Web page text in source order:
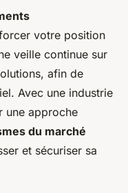
votre position
veille continue sur
afin de
Avec une industrie
une approche
du marché
et sécuriser sa